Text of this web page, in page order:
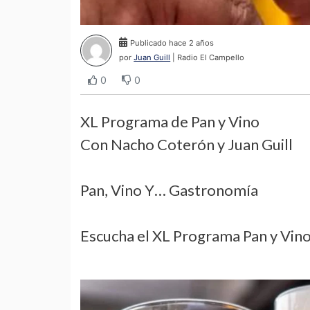
Publicado hace 2 años
porJuan Guill | Radio El Campello
0 0
XL Programa de Pan y Vino
Con Nacho Coterón y Juan Guill
Pan, Vino Y… Gastronomía
Escucha el XL Programa Pan y